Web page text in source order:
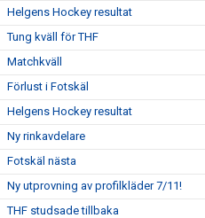
Helgens Hockey resultat
Tung kväll för THF
Matchkväll
Förlust i Fotskäl
Helgens Hockey resultat
Ny rinkavdelare
Fotskäl nästa
Ny utprovning av profilkläder 7/11!
THF studsade tillbaka